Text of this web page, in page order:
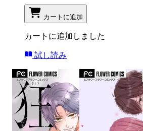
カートに追加
カートに追加しました
試し読み